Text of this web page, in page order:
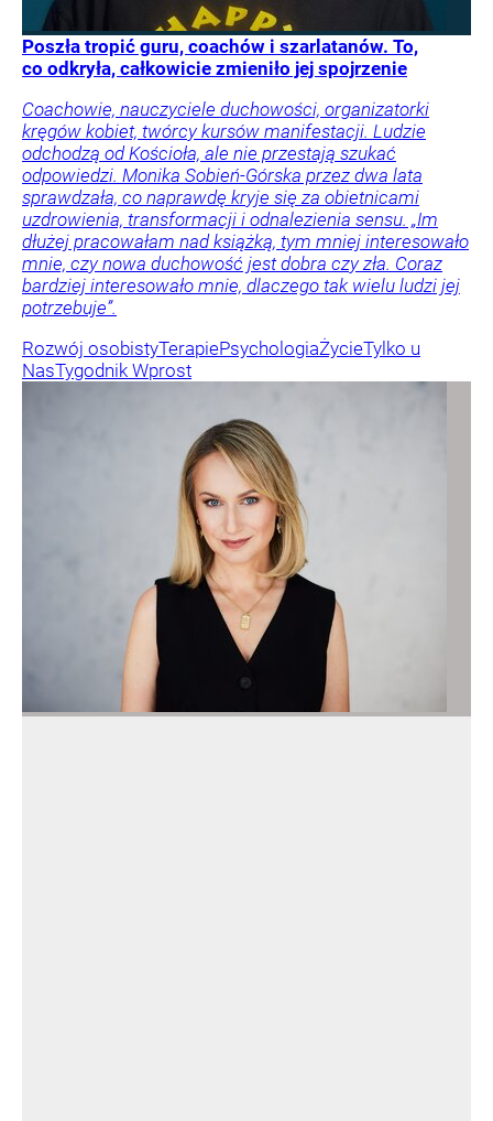
Poszła tropić guru, coachów i szarlatanów. To,
co odkryła, całkowicie zmieniło jej spojrzenie
Coachowie, nauczyciele duchowości, organizatorki
kręgów kobiet, twórcy kursów manifestacji. Ludzie
odchodzą od Kościoła, ale nie przestają szukać
odpowiedzi. Monika Sobień-Górska przez dwa lata
sprawdzała, co naprawdę kryje się za obietnicami
uzdrowienia, transformacji i odnalezienia sensu. „Im
dłużej pracowałam nad książką, tym mniej interesowało
mnie, czy nowa duchowość jest dobra czy zła. Coraz
bardziej interesowało mnie, dlaczego tak wielu ludzi jej
potrzebuje”.
Rozwój osobistyTerapiePsychologiaŻycieTylko u
NasTygodnik Wprost